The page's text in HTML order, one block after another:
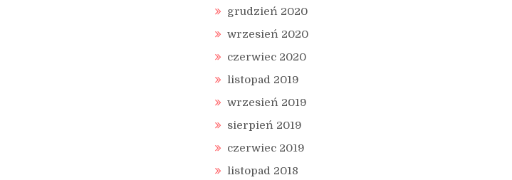
grudzień 2020
wrzesień 2020
czerwiec 2020
listopad 2019
wrzesień 2019
sierpień 2019
czerwiec 2019
listopad 2018